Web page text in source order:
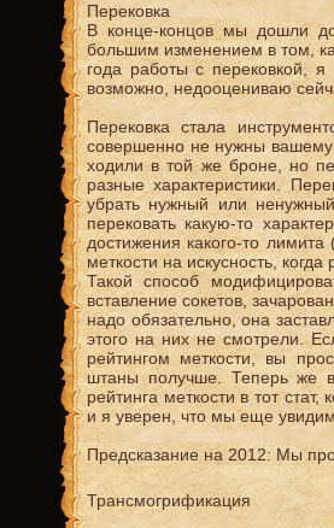
Перековка
В конце-концов мы дошли
большим изменением в том,
года работы с перековкой,
возможно, недооцениваю
Перековка стала
совершенно не нужны
ходили в той же броне, но
разные характеристики.
убрать нужный или
перековать какую-то
достижения какого-то
меткости на искусность,
Такой способ
вставление сокетов,
надо обязательно, она
этого на них не смотрели.
рейтингом меткости, вы
штаны получше. Теперь же
рейтинга меткости в тот
и я уверен, что мы еще
Предсказание на 2012: Мы
Трансмогрификация